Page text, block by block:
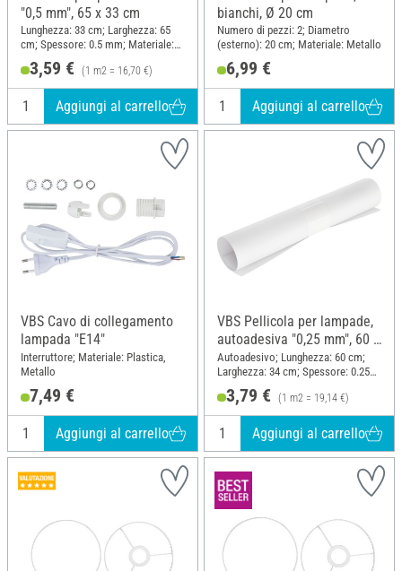
"0,5 mm", 65 x 33 cm
Lunghezza: 33 cm; Larghezza: 65
cm; Spessore: 0.5 mm; Materiale:
Polipropilene (PP)
3,59 € (1 m2 = 16,70 €)
Aggiungi al carrello
bianchi, Ø 20 cm
Numero di pezzi: 2; Diametro
(esterno): 20 cm; Materiale: Metallo
6,99 €
Aggiungi al carrello
VBS Cavo di collegamento
lampada "E14"
Interruttore; Materiale: Plastica,
Metallo
7,49 €
Aggiungi al carrello
VBS Pellicola per lampade,
autoadesiva "0,25 mm", 60 x
34 cm
Autoadesivo; Lunghezza: 60 cm;
Larghezza: 34 cm; Spessore: 0.25
mm; Materiale: Plastica
3,79 € (1 m2 = 19,14 €)
Aggiungi al carrello